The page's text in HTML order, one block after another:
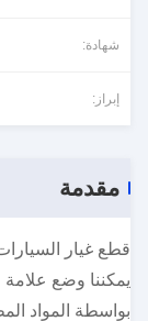
شهادة:
إبراز:
مقدمة
قطع غيار
يمكننا وضع علامة
بواسطة المواد